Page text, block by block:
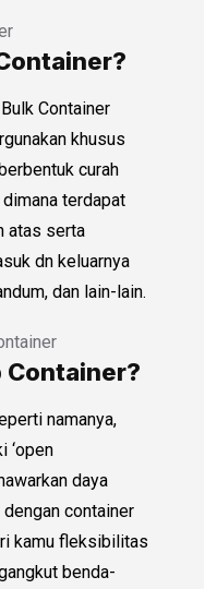
Container
khusus
curah
terdapat
atas serta
dn keluarnya
dan lain-lain.
Container?
namanya,
‘open
daya
container
kamu fleksibilitas
benda-